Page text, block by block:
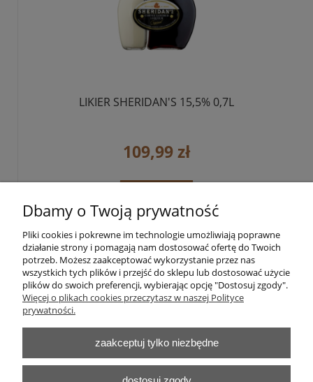
LIKIER SHERIDAN'S 15,5% 0,7L
109,99 zł
1 »
Pomoc
Moje konto
Płatności i dostawa
Dbamy o Twoją prywatność
Pliki cookies i pokrewne im technologie umożliwiają poprawne
działanie strony i pomagają nam dostosować ofertę do Twoich
potrzeb. Możesz zaakceptować wykorzystanie przez nas
wszystkich tych plików i przejść do sklepu lub dostosować użycie
plików do swoich preferencji, wybierając opcję "Dostosuj zgody".
Więcej o plikach cookies przeczytasz w naszej Polityce
prywatności.
zaakceptuj tylko niezbędne